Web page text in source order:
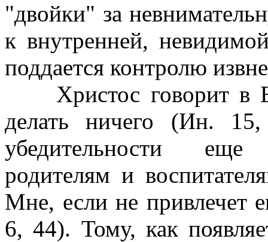
"двойки" за
к внутренней,
поддается контролю
Христос говорит в
делать ничего (Ин.
убедительности еще
родителям и
Мне, если не привлечет
6, 44). Тому, как